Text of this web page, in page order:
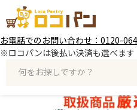
お電話でのお問い合わせ：0120-
※ロコパンは後払い決済も選べます
何をお探しですか？